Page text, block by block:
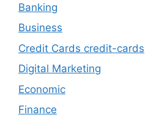
Banking
Business
Credit Cards credit-cards
Digital Marketing
Economic
Finance